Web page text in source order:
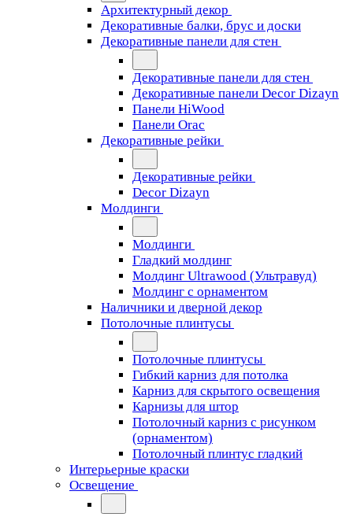
Архитектурный декор
Декоративные балки, брус и доски
Декоративные панели для стен
Декоративные панели для стен
Декоративные панели Decor Dizayn
Панели HiWood
Панели Orac
Декоративные рейки
Декоративные рейки
Decor Dizayn
Молдинги
Молдинги
Гладкий молдинг
Молдинг Ultrawood (Ультравуд)
Молдинг с орнаментом
Наличники и дверной декор
Потолочные плинтусы
Потолочные плинтусы
Гибкий карниз для потолка
Карниз для скрытого освещения
Карнизы для штор
Потолочный карниз с рисунком
(орнаментом)
Потолочный плинтус гладкий
Интерьерные краски
Освещение